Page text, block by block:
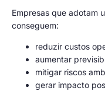
Empresas que adotam
conseguem:
reduzir custos
aumentar
mitigar riscos
gerar impacto